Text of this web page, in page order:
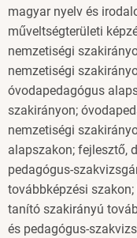
magyar nyelv és
műveltségterületi
nemzetiségi
nemzetiségi
óvodapedagógus
szakirányon;
nemzetiségi
alapszakon; fejlesztő,
pedagógus-
továbbképzési
tanító szakirányú
és pedagógus-